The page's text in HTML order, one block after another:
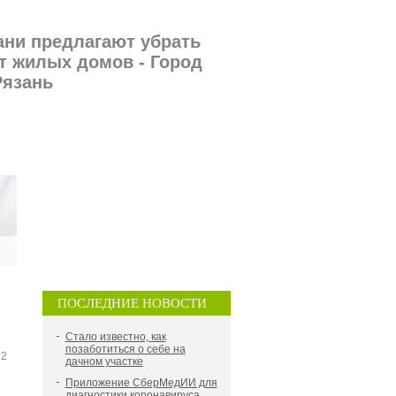
предлагают убрать
жилых домов - Город
ПОСЛЕДНИЕ НОВОСТИ
Стало известно, как
позаботиться о себе на
дачном участке
Приложение СберМедИИ для